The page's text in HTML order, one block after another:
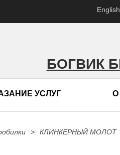
English
БОГВИК
УСЛУГ О
> КЛИНКЕРНЫЙ МОЛОТ